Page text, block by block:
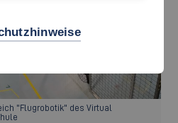
"Flugrobotik" des Virtual